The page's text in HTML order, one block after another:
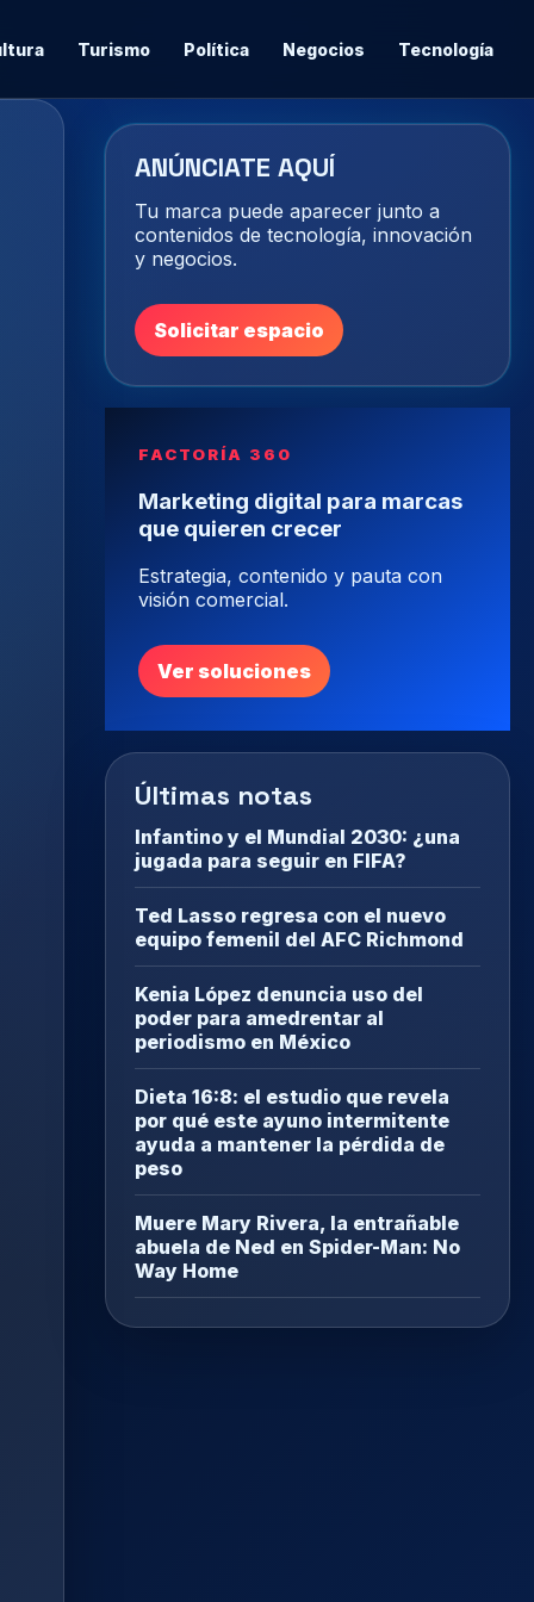
Turismo Política Negocios Tecnología
ANÚNCIATE AQUÍ
Tu marca puede aparecer junto a
contenidos de tecnología, innovación
y negocios.
Solicitar espacio
FACTORÍA 360
Marketing digital para marcas
que quieren crecer
Estrategia, contenido y pauta con
visión comercial.
Ver soluciones
Últimas notas
Infantino y el Mundial 2030: ¿una
jugada para seguir en FIFA?
Ted Lasso regresa con el nuevo
equipo femenil del AFC Richmond
Kenia López denuncia uso del
poder para amedrentar al
periodismo en México
Dieta 16:8: el estudio que revela
por qué este ayuno intermitente
ayuda a mantener la pérdida de
peso
Muere Mary Rivera, la entrañable
abuela de Ned en Spider-Man: No
Way Home